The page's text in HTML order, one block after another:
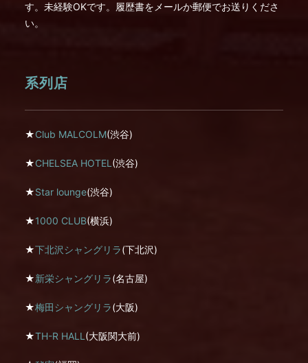
す。未経験OKです。履歴書をメールか郵便でお送りくださ
い。
系列店
★Club MALCOLM(渋谷)
★CHELSEA HOTEL (渋谷)
★Star lounge(渋谷)
★1000 CLUB(横浜)
★下北沢シャングリラ(下北沢)
★新栄シャングリラ(名古屋)
★梅田シャングリラ(大阪)
★TH-R HALL (大阪関大前)